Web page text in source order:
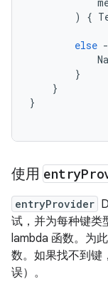
)
{
else -
}
}
}
使用 entry
entryProvider
试，并为每种键类
lambda 函数。为
数。如果找不到键
误）。